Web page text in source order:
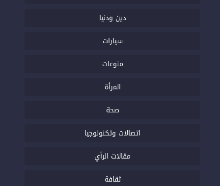
دين ودنيا
سيارات
منوعات
المرأة
صحة
اتصالات وتكنولوجيا
مقالات الرأي
ثقافة